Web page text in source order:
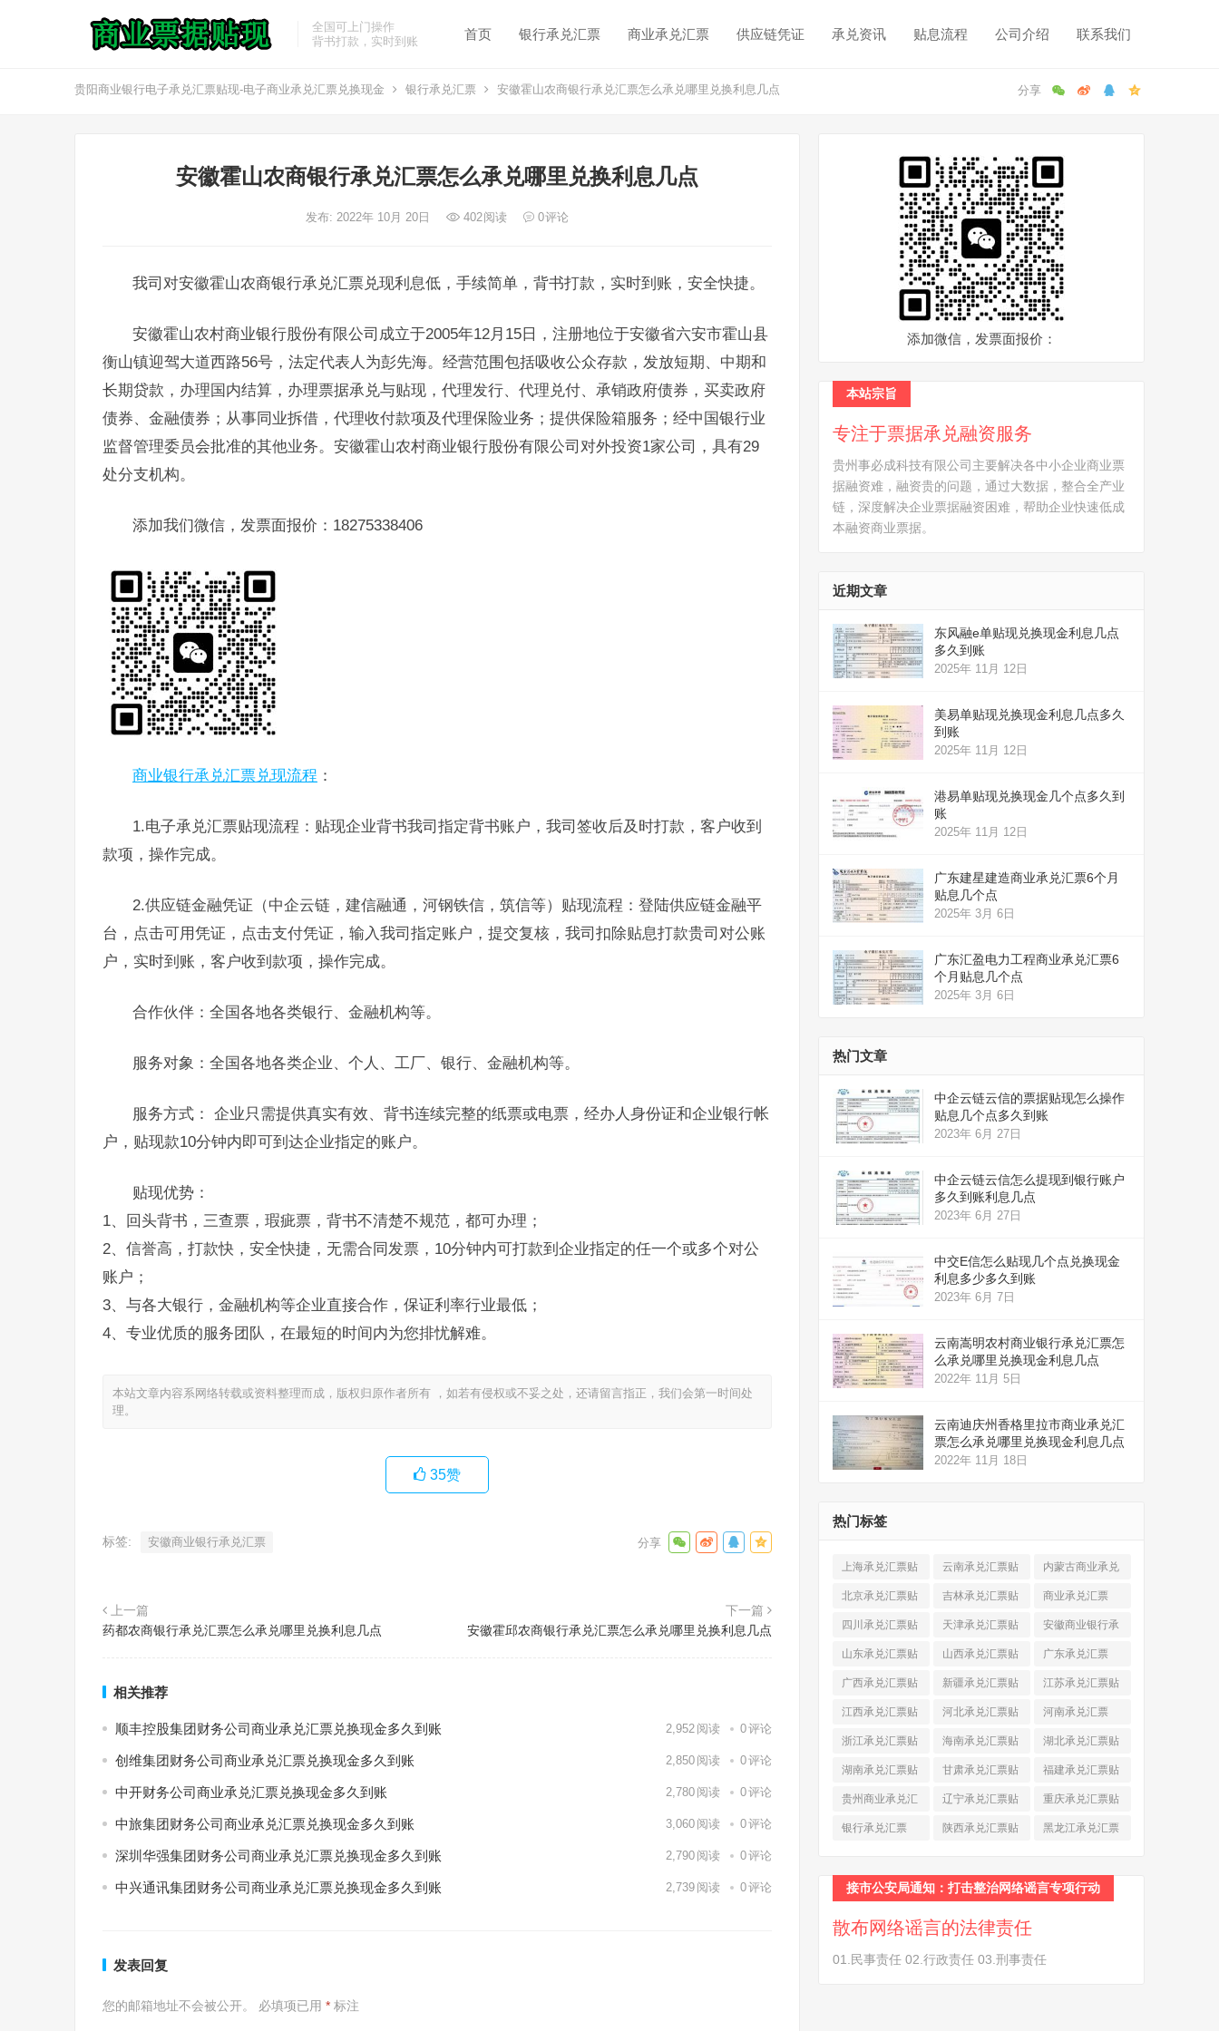
全国可上门操作
背书打款，实时到账
首页 银行承兑汇票 商业承兑汇票 供应链凭证 承兑资讯 贴息流程 公司介绍 联系我们
贵阳商业银行电子承兑汇票贴现-电子商业承兑汇票兑换现金 银行承兑汇票 安徽霍山农商银行承兑汇票怎么承兑哪里兑换利息几点
安徽霍山农商银行承兑汇票怎么承兑哪里兑换利息几点
发布: 2022年 10月 20日 402阅读 0评论
我司对安徽霍山农商银行承兑汇票兑现利息低，手续简单，背书打款，实时到账，安全快捷。
安徽霍山农村商业银行股份有限公司成立于2005年12月15日，注册地位于安徽省六安市霍山县
衡山镇迎驾大道西路56号，法定代表人为彭先海。经营范围包括吸收公众存款，发放短期、中期和
长期贷款，办理国内结算，办理票据承兑与贴现，代理发行、代理兑付、承销政府债券，买卖政府
债券、金融债券；从事同业拆借，代理收付款项及代理保险业务；提供保险箱服务；经中国银行业
监督管理委员会批准的其他业务。安徽霍山农村商业银行股份有限公司对外投资1家公司，具有29
处分支机构。
添加我们微信，发票面报价：18275338406
商业银行承兑汇票兑现流程 ：
1.电子承兑汇票贴现流程：贴现企业背书我司指定背书账户，我司签收后及时打款，客户收到
款项，操作完成。
2.供应链金融凭证（中企云链，建信融通，河钢铁信，筑信等）贴现流程：登陆供应链金融平
台，点击可用凭证，点击支付凭证，输入我司指定账户，提交复核，我司扣除贴息打款贵司对公账
户，实时到账，客户收到款项，操作完成。
合作伙伴：全国各地各类银行、金融机构等。
服务对象：全国各地各类企业、个人、工厂、银行、金融机构等。
服务方式： 企业只需提供真实有效、背书连续完整的纸票或电票，经办人身份证和企业银行帐
户，贴现款10分钟内即可到达企业指定的账户。
贴现优势：
1、回头背书，三查票，瑕疵票，背书不清楚不规范，都可办理；
2、信誉高，打款快，安全快捷，无需合同发票，10分钟内可打款到企业指定的任一个或多个对公
账户；
3、与各大银行，金融机构等企业直接合作，保证利率行业最低；
4、专业优质的服务团队，在最短的时间内为您排忧解难。
本站文章内容系网络转载或资料整理而成，版权归原作者所有 ，如若有侵权或不妥之处，还请留言指正，我们会第一时间处
理。
35赞
标签: 安徽商业银行承兑汇票
上一篇
药都农商银行承兑汇票怎么承兑哪里兑换利息几点
下一篇
安徽霍邱农商银行承兑汇票怎么承兑哪里兑换利息几点
相关推荐
顺丰控股集团财务公司商业承兑汇票兑换现金多久到账 2,952 阅读 0评论
创维集团财务公司商业承兑汇票兑换现金多久到账 2,850 阅读 0评论
中开财务公司商业承兑汇票兑换现金多久到账 2,780 阅读 0评论
中旅集团财务公司商业承兑汇票兑换现金多久到账 3,060 阅读 0评论
深圳华强集团财务公司商业承兑汇票兑换现金多久到账 2,790 阅读 0评论
中兴通讯集团财务公司商业承兑汇票兑换现金多久到账 2,739 阅读 0评论
发表回复
您的邮箱地址不会被公开。 必填项已用 * 标注
添加微信，发票面报价：
本站宗旨
专注于票据承兑融资服务
贵州事必成科技有限公司主要解决各中小企业商业票
据融资难，融资贵的问题，通过大数据，整合全产业
链，深度解决企业票据融资困难，帮助企业快速低成
本融资商业票据。
近期文章
东风融e单贴现兑换现金利息几点
多久到账
2025年 11月 12日
美易单贴现兑换现金利息几点多久
到账
2025年 11月 12日
港易单贴现兑换现金几个点多久到
账
2025年 11月 12日
广东建星建造商业承兑汇票6个月
贴息几个点
2025年 3月 6日
广东汇盈电力工程商业承兑汇票6
个月贴息几个点
2025年 3月 6日
热门文章
中企云链云信的票据贴现怎么操作
贴息几个点多久到账
2023年 6月 27日
中企云链云信怎么提现到银行账户
多久到账利息几点
2023年 6月 27日
中交E信怎么贴现几个点兑换现金
利息多少多久到账
2023年 6月 7日
云南嵩明农村商业银行承兑汇票怎
么承兑哪里兑换现金利息几点
2022年 11月 5日
云南迪庆州香格里拉市商业承兑汇
票怎么承兑哪里兑换现金利息几点
2022年 11月 18日
热门标签
上海承兑汇票贴
现(520)
云南承兑汇票贴
现(324)
内蒙古商业承兑
汇票(316)
北京承兑汇票贴
现 (912)
吉林承兑汇票贴
现(123)
商业承兑汇票
(225)
四川承兑汇票贴
现(790)
天津承兑汇票贴
现(242)
安徽商业银行承
兑汇票 (565)
山东承兑汇票贴
现(874)
山西承兑汇票贴
现(463)
广东承兑汇票
(979)
广西承兑汇票贴
现(278)
新疆承兑汇票贴
现(264)
江苏承兑汇票贴
现(774)
江西承兑汇票贴
现(366)
河北承兑汇票贴
现(374)
河南承兑汇票
(518)
浙江承兑汇票贴
现(691)
海南承兑汇票贴
现(145)
湖北承兑汇票贴
现(587)
湖南承兑汇票贴
现(453)
甘肃承兑汇票贴
现(194)
福建承兑汇票贴
现(945)
贵州商业承兑汇
票(284)
辽宁承兑汇票贴
现(344)
重庆承兑汇票贴
现(232)
银行承兑汇票
陕西承兑汇票贴
黑龙江承兑汇票
接市公安局通知：打击整治网络谣言专项行动
散布网络谣言的法律责任
01.民事责任 02.行政责任 03.刑事责任